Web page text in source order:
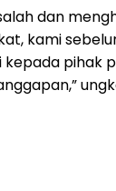
dan
kami
pihak